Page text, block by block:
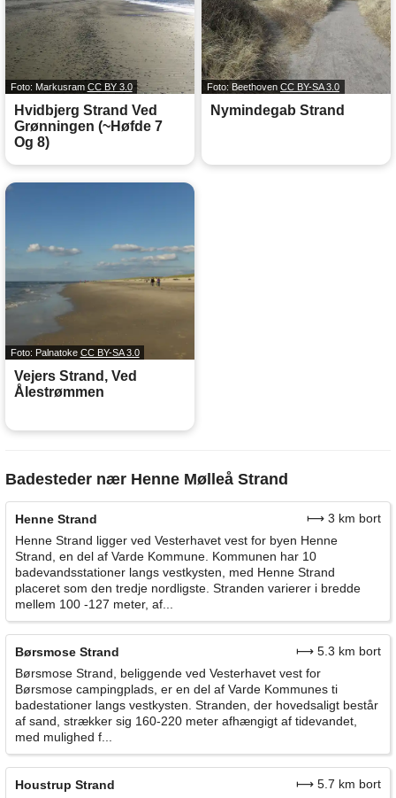
Foto: Markusram CC BY 3.0
Hvidbjerg Strand Ved
Grønningen (~Høfde 7
Og 8)
Foto: Beethoven CC BY-SA 3.0
Nymindegab Strand
Foto: Palnatoke CC BY-SA 3.0
Vejers Strand, Ved
Ålestrømmen
Badesteder nær Henne Mølleå Strand
Henne Strand
⟼ 3 km bort
Henne Strand ligger ved Vesterhavet vest for byen Henne
Strand, en del af Varde Kommune. Kommunen har 10
badevandsstationer langs vestkysten, med Henne Strand
placeret som den tredje nordligste. Stranden varierer i bredde
mellem 100 -127 meter, af...
Børsmose Strand
⟼ 5.3 km bort
Børsmose Strand, beliggende ved Vesterhavet vest for
Børsmose campingplads, er en del af Varde Kommunes ti
badestationer langs vestkysten. Stranden, der hovedsaligt består
af sand, strækker sig 160-220 meter afhængigt af tidevandet,
med mulighed f...
Houstrup Strand
⟼ 5.7 km bort